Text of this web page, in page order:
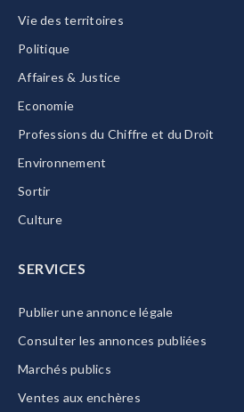
Vie des territoires
Politique
Affaires & Justice
Economie
Professions du Chiffre et du Droit
Environnement
Sortir
Culture
SERVICES
Publier une annonce légale
Consulter les annonces publiées
Marchés publics
Ventes aux enchères